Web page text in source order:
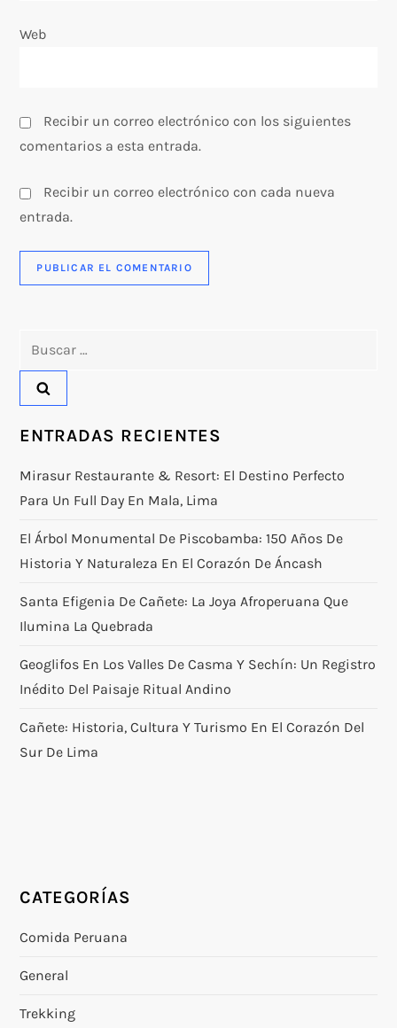
a
Web
Recibir un correo electrónico con los siguientes
comentarios a esta entrada.
Recibir un correo electrónico con cada nueva
entrada.
ENTRADAS RECIENTES
Mirasur Restaurante & Resort: El Destino Perfecto
Para Un Full Day En Mala, Lima
El Árbol Monumental De Piscobamba: 150 Años De
Historia Y Naturaleza En El Corazón De Áncash
Santa Efigenia De Cañete: La Joya Afroperuana Que
Ilumina La Quebrada
Geoglifos En Los Valles De Casma Y Sechín: Un Registro
Inédito Del Paisaje Ritual Andino
Cañete: Historia, Cultura Y Turismo En El Corazón Del
Sur De Lima
CATEGORÍAS
Comida Peruana
General
Trekking